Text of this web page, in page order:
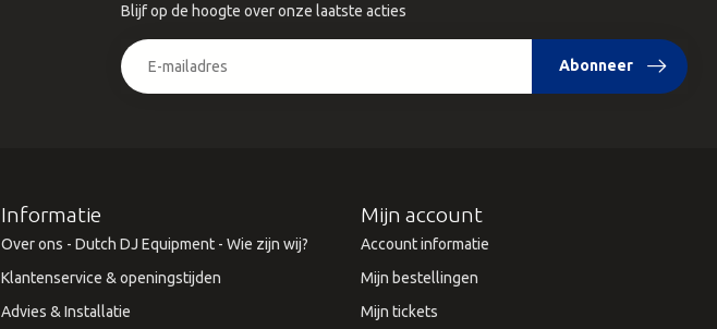
Blijf op de hoogte over onze laatste acties
Abonneer
Informatie
Over ons - Dutch DJ Equipment - Wie zijn wij?
Klantenservice & openingstijden
Advies & Installatie
Mijn account
Account informatie
Mijn bestellingen
Mijn tickets